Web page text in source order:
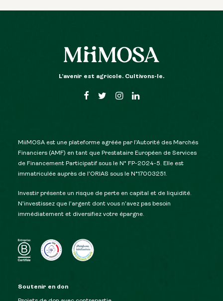
L’avenir est agricole. Cultivons-le.
MiiMOSA est une plateforme agréée par l’Autorité des Marchés
Financiers (AMF) en tant que Prestataire Européen de Services
de Financement Participatif sous le N° FP-2024-5. Elle est
immatriculée auprès de l’ORIAS sous le N°17003251.
Investir présente un risque de perte en capital et de liquidité.
N’investissez que l’argent dont vous n’avez pas besoin
immédiatement et diversifiez votre épargne.
Soutenir en don